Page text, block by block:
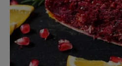
Kühlschrank
Brotkorb
Vorratskammer